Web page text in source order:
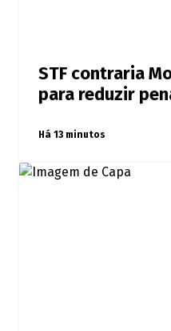
STF contraria
para reduzir
Há 13 minutos